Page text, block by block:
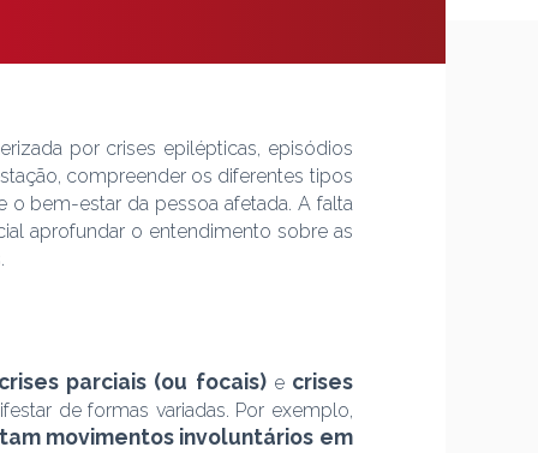
por crises epilépticas, episódios
compreender os diferentes tipos
o bem-estar da pessoa afetada. A falta
aprofundar o entendimento sobre as
crises parciais (ou focais)e crises
de formas variadas. Por exemplo,
movimentos involuntários em